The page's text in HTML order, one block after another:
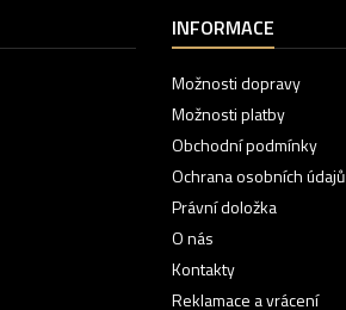
INFORMACE
Možnosti dopravy
Možnosti platby
Obchodní podmínky
Ochrana osobních údajů
Právní doložka
O nás
Kontakty
Reklamace a vrácení